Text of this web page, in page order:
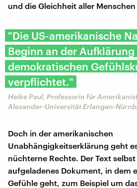
und die Gleichheit aller
"Die US-amerikanische
Beginn an der
demokratischen
verpflichtet."
Heike Paul, Professorin für
Alexander-Universität Erlangen-
Doch in der amerikanischen
Unabhängigkeitserklärung geht
nüchterne Rechte. Der Text
aufgeladenes Dokument, in dem
Gefühle geht, zum Beispiel um